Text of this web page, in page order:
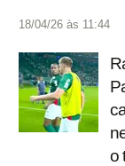
18/04/26 às 11:44
o